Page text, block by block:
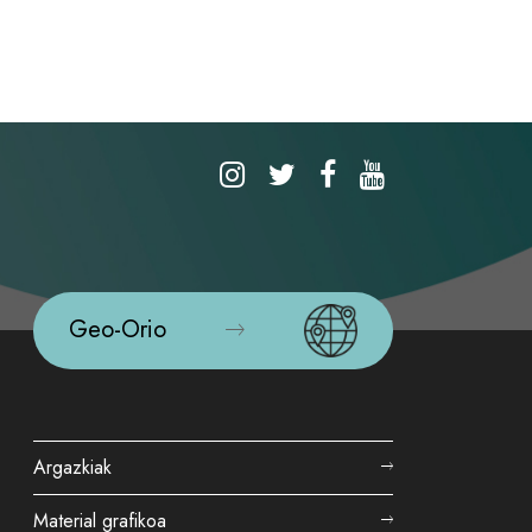
Geo-Orio
Argazkiak
Material grafikoa